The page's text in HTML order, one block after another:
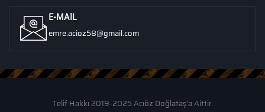
E-MAIL
emre.acioz58@gmail.com
Telif Hakkı 2019-2025 Acıöz Doğlataş'a Aittir.